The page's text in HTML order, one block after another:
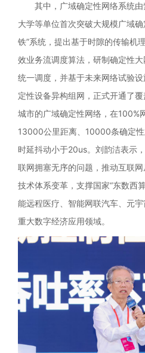
其中，广域确定性网络系统
大学等单位首次突破大规模广域
铁”系统，提出基于时隙的传输机
效业务流调度算法，研制确定性
统一调度，并基于未来网络试验
定性设备异构组网，正式开通了
城市的广域确定性网络，在100%
13000公里距离、10000条确定性
时延抖动小于20us。刘韵洁表示
联网拥塞无序的问题，推动互联网
技术体系变革，支撑国家“东数西
能远程医疗、智能网联汽车、元
重大数字经济应用领域。